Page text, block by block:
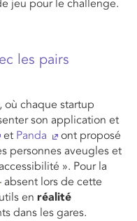
jeu pour le challenge.
les pairs
, où chaque startup
son application et
et Panda
ont proposé
personnes aveugles et
». Pour la
absent lors de cette
en réalité
dans les gares.